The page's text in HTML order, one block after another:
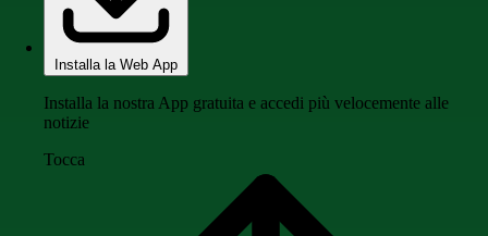
Installa la Web App
Installa la nostra App gratuita e accedi più velocemente alle
notizie
Tocca